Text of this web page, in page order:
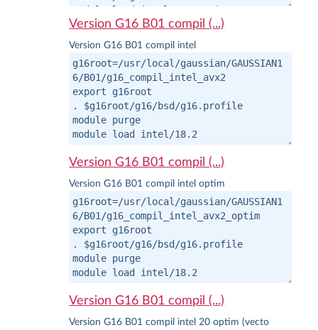
Version G16 B01 compil (...)
Version G16 B01 compil intel
Version G16 B01 compil (...)
Version G16 B01 compil intel optim
Version G16 B01 compil (...)
Version G16 B01 compil intel 20 optim (vecto